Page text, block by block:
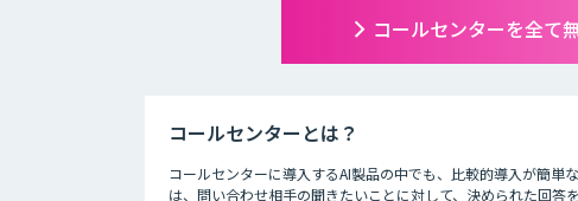
コールセンターを全て
コールセンターとは？
コールセンターに導入するAI製品の中でも、比較的導入が簡単
は、問い合わせ相手の聞きたいことに対して、決められた回